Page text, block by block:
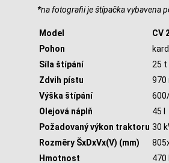
*na fotografii je štípačka vybavena
Model CV
Pohon
Síla štípání
25 t
Zdvih pístu
970
Výška štípání
Olejová náplň
45 l
Požadovaný výkon traktoru 30
Rozměry ŠxDxVx(V) (mm)
Hmotnost
470